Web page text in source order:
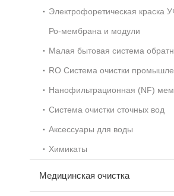
Ро-мембрана и модули
Система очистки сточных вод
Аксессуары для воды
Химикаты
Медицинская очистка